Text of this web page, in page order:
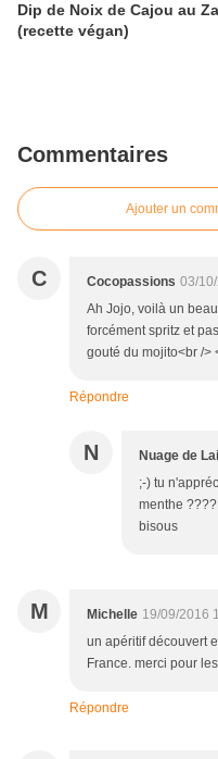
Dip de Noix de Cajou au
(recette végan)
Commentaires
Ajouter un
C Cocopassions 03/
Ah Jojo, voilà un
forcément spritz et
gouté du mojito<br />
Répondre
N Nuage de
;-) tu
menthe
bisous
M Michelle 19/09/2016
un apéritif découvert
France. merci pour
Répondre